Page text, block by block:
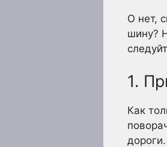
О нет,
шину?
1.
Как